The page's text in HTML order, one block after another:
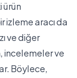
ürün
izleme aracı da
ve diğer
incelemeler ve
Böylece,